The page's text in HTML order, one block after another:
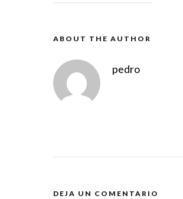
ABOUT THE AUTHOR
pedro
DEJA UN COMENTARIO